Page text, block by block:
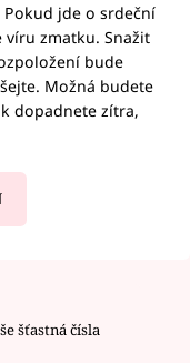
jde o srdeční
zmatku. Snažit
bude
Možná budete
dopadnete zítra,
šťastná čísla